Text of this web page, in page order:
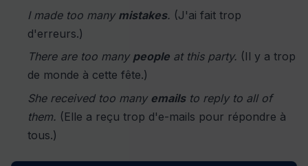
I made too many mistakes. (J'ai fait trop
d'erreurs.)
There are too many people at this party. (Il y a trop
de monde à cette fête.)
She received too many emailsto reply to all of
them. (Elle a reçu trop d'e-mails pour répondre à
tous.)